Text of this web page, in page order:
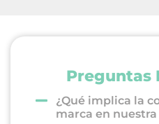
Preguntas
¿Qué implica la
marca en